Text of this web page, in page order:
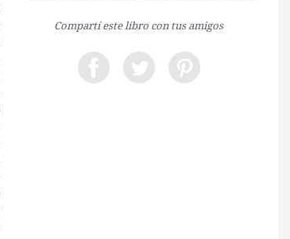
Compartí este libro con tus amigos